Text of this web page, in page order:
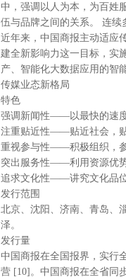
中，强调以人为本，为百姓
伍与品牌之间的关系。 连续
近年来，中国商报主动适应
建全新影响力这一目标，实
产、智能化大数据应用的智
传媒业态新格局
特色
强调新闻性——以最快的速
注重贴近性——贴近社会，
重视参与性——积极组织，
突出服务性——利用资源优
追求文化性——讲究文化品
发行范围
北京、沈阳、济南、青岛、
泽。
发行量
中国商报在全国报界，实行
营 [10]。中国商报在全省同